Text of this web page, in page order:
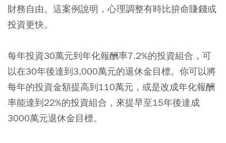
財務自由。這案例說明，心理調整有時比拚命賺錢或
投資更快。
每年投資30萬元到年化報酬率7.2%的投資組合，可
以在30年後達到3,000萬元的退休金目標。你可以將
每年的投資金額提高到110萬元，或是改成年化報酬
率能達到22%的投資組合，來提早至15年後達成
3000萬元退休金目標。